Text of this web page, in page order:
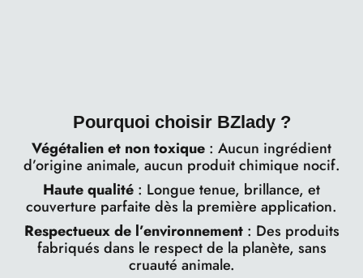
Pourquoi choisir BZlady ?
Végétalien et non toxique : Aucun ingrédient
d’origine animale, aucun produit chimique nocif.
Haute qualité : Longue tenue, brillance, et
couverture parfaite dès la première application.
Respectueux de l’environnement: Des produits
fabriqués dans le respect de la planète, sans
cruauté animale.